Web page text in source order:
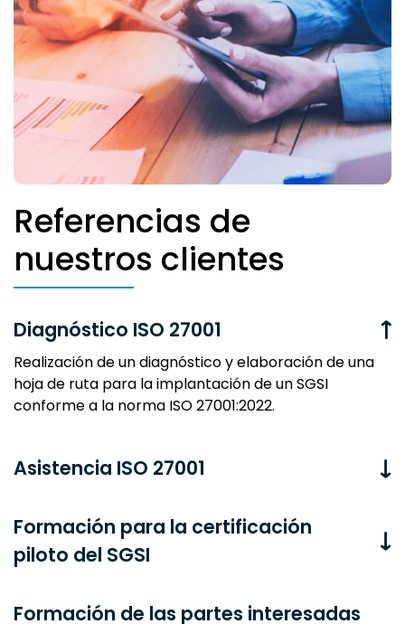
Referencias de
nuestros clientes
Diagnóstico ISO 27001
Realización de un diagnóstico y elaboración de una
hoja de ruta para la implantación de un SGSI
conforme a la norma ISO 27001:2022.
Asistencia ISO 27001
Formación para la certificación
piloto del SGSI
Formación de las partes interesadas